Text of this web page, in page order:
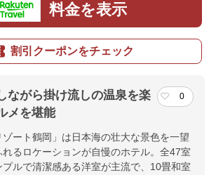
料金を表示
割引クーポンをチェック
ながら掛け流しの温泉を楽
メを堪能
0
ゾート鶴岡」は日本海の壮大な景色を一望
るロケーションが自慢のホテル。全47室
ルで清潔感ある洋室が主流で、10畳和室